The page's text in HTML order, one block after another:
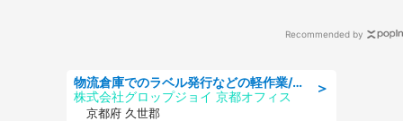
Recommended by
＞
物流倉庫でのラベル発行などの軽作業/土日祝休/残業なし/未経験歓迎/車通勤OK
株式会社グロップジョイ 京都オフィス
京都府 久世郡